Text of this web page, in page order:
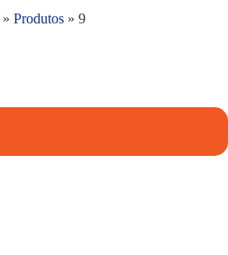
» Produtos » 9